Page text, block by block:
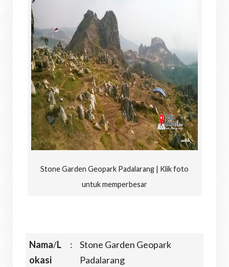
Stone Garden Geopark Padalarang | Klik foto
untuk memperbesar
Nama/L
okasi
:
Stone Garden Geopark
Padalarang